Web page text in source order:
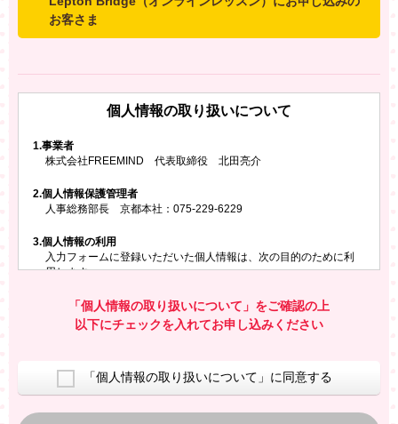
お客さま
いいたします。
※ご兄弟姉妹など複数でお申し込みの場合、お一人ず
所属施設名・会員番号またはクーポンコード
所属施設名
会員番号またはクーポンコード
個人情報の取り扱いについて
1.事業者
株式会社FREEMIND 代表取締役 北田亮介
2.個人情報保護管理者
人事総務部長 京都本社：075-229-6229
3.個人情報の利用
入力フォームに登録いただいた個人情報は、次の目的のために利
用します。
お問い合わせにお答えするため
レプトンのキャンペーンや新商品（新サービス）、新規開講教
室等をご案内するため
換した上で、広告・宣伝・販売促進活動に役立てること
上記の利用目的のために第三者へ提供すること
「個人情報の取り扱いについて」をご確認の上
以下にチェックを入れてお申し込みください
「個人情報の取り扱いについて」に同意する